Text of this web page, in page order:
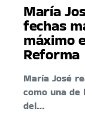
María
fechas
máximo
Reforma
María José
como una de
del…